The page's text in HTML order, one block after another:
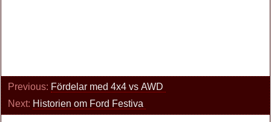
Previous: Fördelar med 4x4 vs AWD
Next: Historien om Ford Festiva